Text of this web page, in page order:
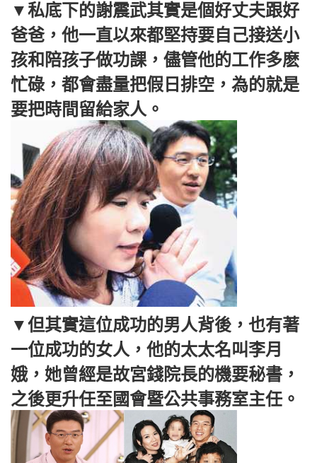
▼私底下的謝震武其實是個好丈夫跟好
爸爸，他一直以來都堅持要自己接送小
孩和陪孩子做功課，儘管他的工作多麽
忙碌，都會盡量把假日排空，為的就是
要把時間留給家人。
▼但其實這位成功的男人背後，也有著
一位成功的女人，他的太太名叫李月
娥，她曾經是故宮錢院長的機要秘書，
之後更升任至國會暨公共事務室主任。